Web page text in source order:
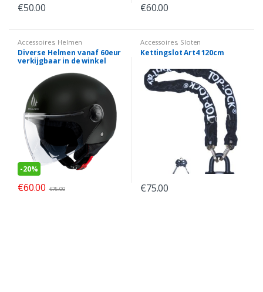
€50.00 €60.00
Accessoires, Helmen
Diverse Helmen vanaf 60eur
verkijgbaar in de winkel
-20%
€60.00 €75.00
Accessoires, Sloten
Kettingslot Art4 120cm
€75.00